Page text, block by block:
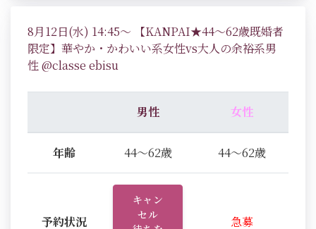
8月12日(水) 14:45～ 【KANPAI★44～62歳既婚者
限定】華やか・かわいい系女性vs大人の余裕系男
性 @classe ebisu
男性 女性
年齢 44～62歳 44～62歳
予約状況
キャン
セル
急募